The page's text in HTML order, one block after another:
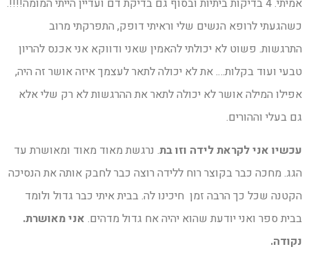
אמיתי. 4 בדיקות ביתיות ובסוף גם בדיקת דם ועדיין הייתי המומה!!!!.
כשהגעתי לרופא הנשים שלי וראיתי דופק, התפרקתי מרוב
התרגשות. פשוט לא יכולתי להאמין שאני ודווקא אני אכנס להריון
טבעי ועוד בקלות…. את לא יכולה לתאר לעצמך איזה אושר זה היה,
אפילו המילה אושר לא יכולה לתאר את ההרגשות לא רק שלי אלא
גם בעלי וההורים.
עכשיו אני לקראת לידה וזו בת. נרגשת מאוד מאוד ומאושרת עד
הגג. מחכה כבר בקוצר רוח ללידה רוצה כבר לחבק אותה את הנסיכה
הקטנה שכל כך הרבה זמן חיכינו לה. בבית איתי כבר גדול ולומד
בבית ספר ואני יודעת שהוא יהיה אח גדול מדהים. אני מאושרת.
נקודה.